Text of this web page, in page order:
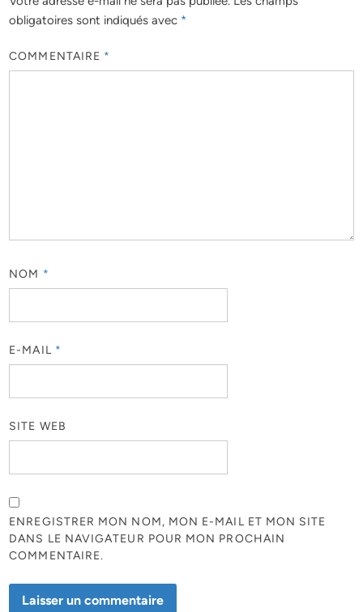
obligatoires sont indiqués avec *
COMMENTAIRE *
NOM *
E-MAIL *
SITE WEB
ENREGISTRER MON NOM, MON E-MAIL ET MON SITE
DANS LE NAVIGATEUR POUR MON PROCHAIN
COMMENTAIRE.